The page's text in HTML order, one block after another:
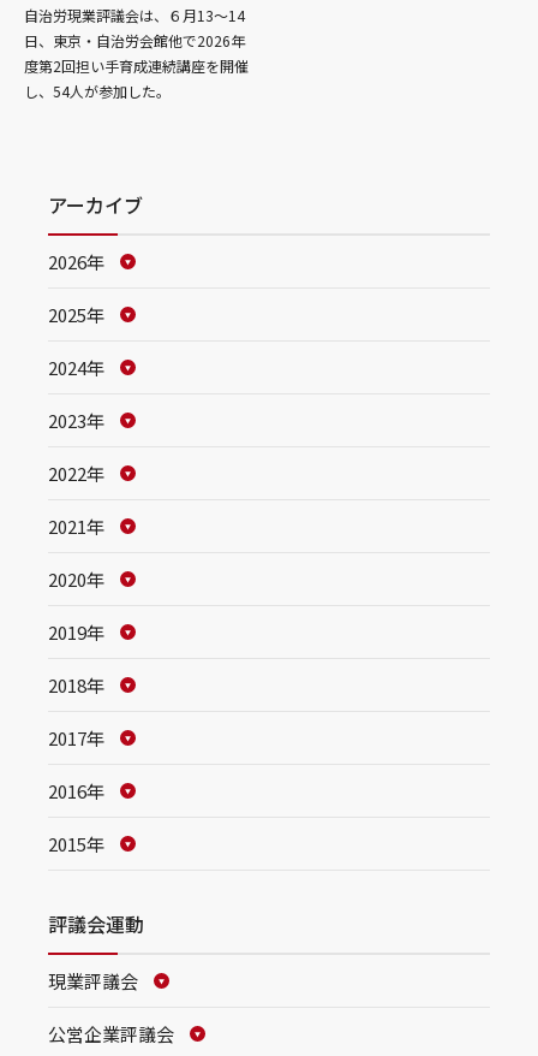
自治労現業評議会は、６月13～14
日、東京・自治労会館他で2026年
度第2回担い手育成連続講座を開催
し、54人が参加した。
アーカイブ
2026年
2025年
2024年
2023年
2022年
2021年
2020年
2019年
2018年
2017年
2016年
2015年
評議会運動
現業評議会
公営企業評議会